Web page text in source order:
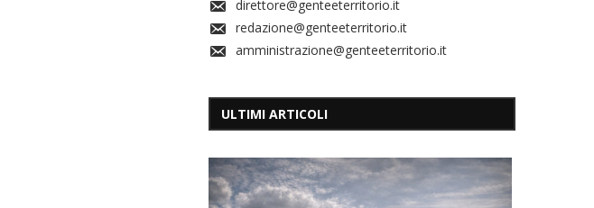
direttore@genteeterritorio.it
redazione@genteeterritorio.it
amministrazione@genteeterritorio.it
ULTIMI ARTICOLI